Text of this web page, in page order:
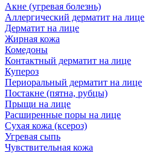
Акне (угревая болезнь)
Аллергический дерматит на лице
Дерматит на лице
Жирная кожа
Комедоны
Контактный дерматит на лице
Купероз
Периоральный дерматит на лице
Постакне (пятна, рубцы)
Прыщи на лице
Расширенные поры на лице
Сухая кожа (ксероз)
Угревая сыпь
Чувствительная кожа